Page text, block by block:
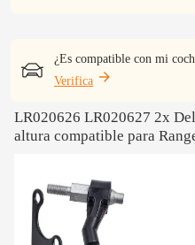
¿Es compatible con mi
Verifica
LR020626 LR020627 2x
altura compatible para